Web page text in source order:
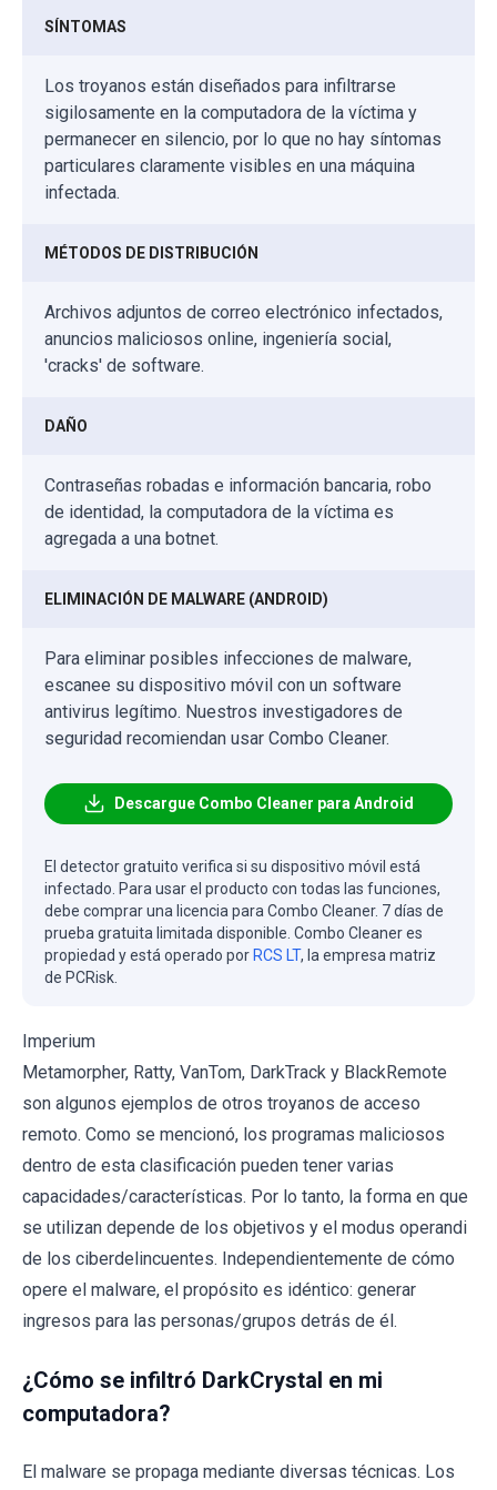
SÍNTOMAS
Los troyanos están diseñados para infiltrarse
sigilosamente en la computadora de la víctima y
permanecer en silencio, por lo que no hay síntomas
particulares claramente visibles en una máquina
infectada.
MÉTODOS DE DISTRIBUCIÓN
Archivos adjuntos de correo electrónico infectados,
anuncios maliciosos online, ingeniería social,
'cracks' de software.
DAÑO
Contraseñas robadas e información bancaria, robo
de identidad, la computadora de la víctima es
agregada a una botnet.
ELIMINACIÓN DE MALWARE (ANDROID)
Para eliminar posibles infecciones de malware,
escanee su dispositivo móvil con un software
antivirus legítimo. Nuestros investigadores de
seguridad recomiendan usar Combo Cleaner.
Descargue Combo Cleaner para Android
El detector gratuito verifica si su dispositivo móvil está
infectado. Para usar el producto con todas las funciones,
debe comprar una licencia para Combo Cleaner. 7 días de
prueba gratuita limitada disponible. Combo Cleaner es
propiedad y está operado por RCS LT, la empresa matriz
de PCRisk.
Imperium
Metamorpher, Ratty, VanTom, DarkTrack y BlackRemote
son algunos ejemplos de otros troyanos de acceso
remoto. Como se mencionó, los programas maliciosos
dentro de esta clasificación pueden tener varias
capacidades/características. Por lo tanto, la forma en que
se utilizan depende de los objetivos y el modus operandi
de los ciberdelincuentes. Independientemente de cómo
opere el malware, el propósito es idéntico: generar
ingresos para las personas/grupos detrás de él.
¿Cómo se infiltró DarkCrystal en mi
computadora?
El malware se propaga mediante diversas técnicas. Los